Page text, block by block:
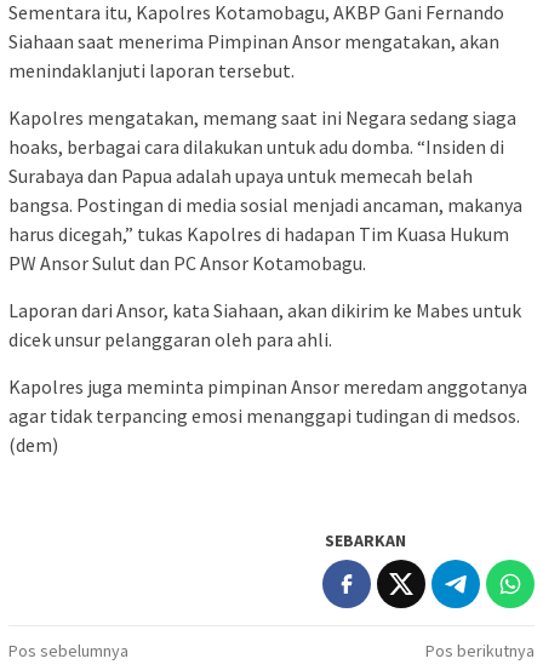
Sementara itu, Kapolres Kotamobagu, AKBP Gani Fernando
Siahaan saat menerima Pimpinan Ansor mengatakan, akan
menindaklanjuti laporan tersebut.
Kapolres mengatakan, memang saat ini Negara sedang siaga
hoaks, berbagai cara dilakukan untuk adu domba. “Insiden di
Surabaya dan Papua adalah upaya untuk memecah belah
bangsa. Postingan di media sosial menjadi ancaman, makanya
harus dicegah,” tukas Kapolres di hadapan Tim Kuasa Hukum
PW Ansor Sulut dan PC Ansor Kotamobagu.
Laporan dari Ansor, kata Siahaan, akan dikirim ke Mabes untuk
dicek unsur pelanggaran oleh para ahli.
Kapolres juga meminta pimpinan Ansor meredam anggotanya
agar tidak terpancing emosi menanggapi tudingan di medsos.
(dem)
SEBARKAN
Navigasi
Pos sebelumnya
Pos berikutnya